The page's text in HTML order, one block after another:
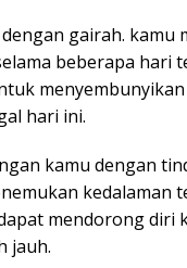
gairah. kamu
beberapa hari
hari ini.
kamu dengan
kedalaman
mendorong diri
jauh.